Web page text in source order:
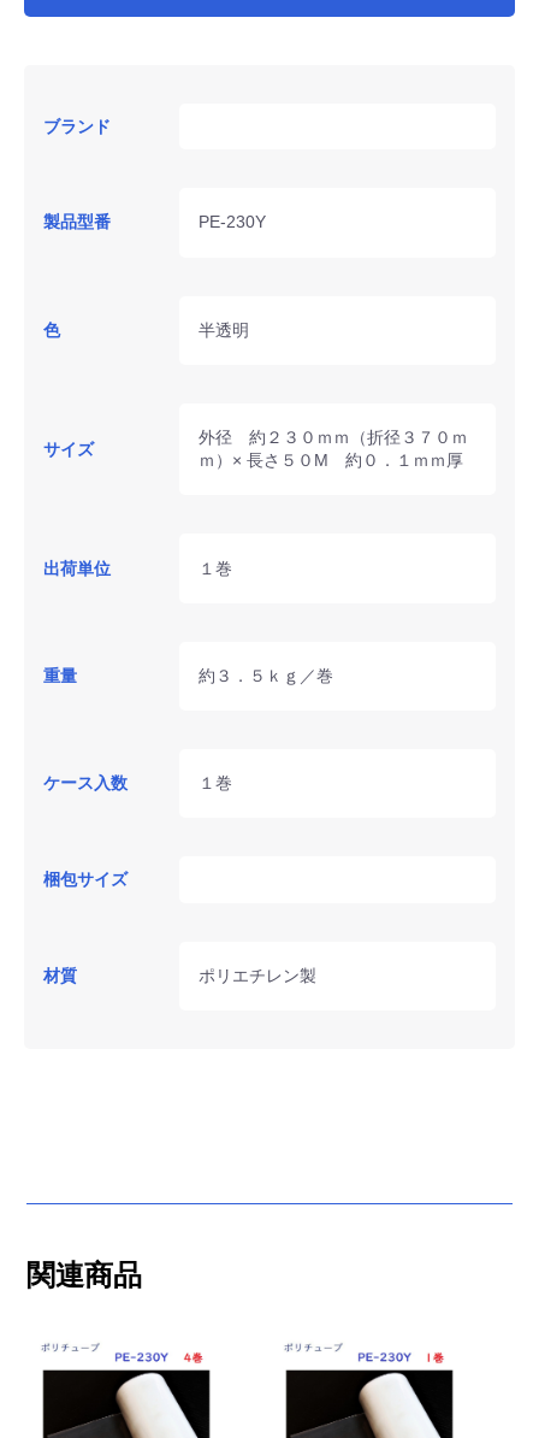
ブランド
製品型番 PE-230Y
色 半透明
サイズ
外径 約２３０ｍｍ（折径３７０ｍ
ｍ）× 長さ５０M 約０．１ｍｍ厚
出荷単位 １巻
重量 約３．５ｋｇ／巻
ケース入数 １巻
梱包サイズ
材質 ポリエチレン製
関連商品